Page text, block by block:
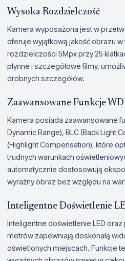
Wysoka Rozdzielczość
Kamera wyposażona jest w
oferuje wyjątkową jakość obrazu
rozdzielczości 5Mpx przy 25
płynne i szczegółowe filmy,
drobnych szczegółów.
Zaawansowane Funkcje
Kamera posiada zaawansowane
Dynamic Range), BLC (Back Light
(Highlight Compensation), które
trudnych warunkach
automatycznie dostosowują
wyraźny obraz bez względu na
Inteligentne Doświetlenie
Inteligentne doświetlenie LED
metrów zapewniają doskonałą
oświetlonych miejscach. Funkcje